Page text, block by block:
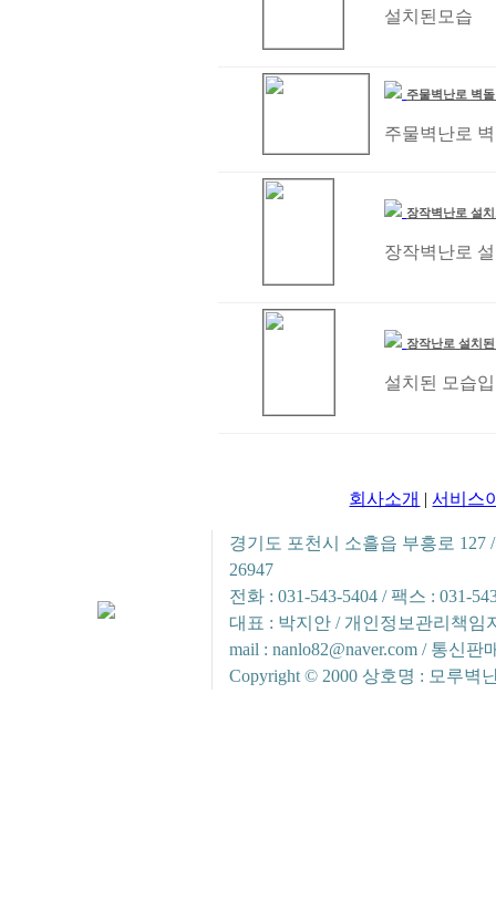
설치된모습
주물벽난로 벽
주물벽난로
장작벽난로 설
장작벽난로
장작난로 설치
설치된 모습
회사소개 |서비스
경기도 포천시 소흘읍 부흥로 127
26947
전화 : 031-543-5404 / 팩스 : 031-
대표 : 박지안 / 개인정보관리책임
mail : nanlo82@naver.com / 통신
Copyright © 2000 상호명 : 모루벽